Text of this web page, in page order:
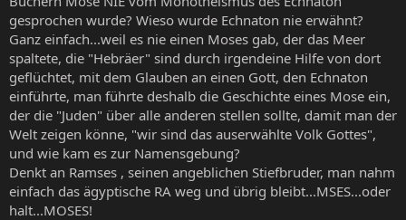
gesprochen wurde? Wieso wurde Echnaton nie erwähnt?
Ganz einfach...weil es nie einen Moses gab, der das Meer
spaltete, die "Hebräer" sind durch irgendeine Hilfe von dort
geflüchtet, mit dem Glauben an einen Gott, den Echnaton
einführte, man führte deshalb die Geschichte eines Mose ein,
der die "Juden" über alle anderen stellen sollte, damit man der
Welt zeigen könne, "wir sind das auserwählte Volk Gottes",
und wie kam es zur Namensgebung?
Denkt an Ramses , seinen angeblichen Stiefbruder, man nahm
einfach das ägyptische RA weg und übrig bleibt...MSES...oder
halt...MOSES!